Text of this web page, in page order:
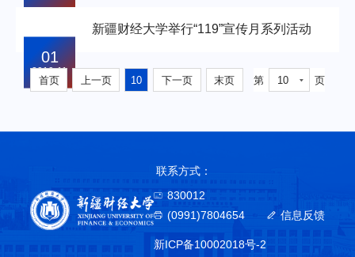
01
2019-11
新疆财经大学举行“119”宣传月系列活动
首页 上一页 10 下一页 末页 第 10 页
联系方式：
830012
(0991)7804654
信息反馈
新ICP备10002018号-2